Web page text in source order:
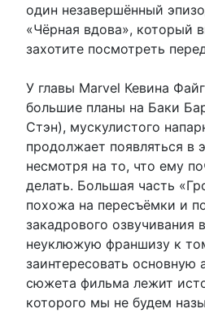
один незавершённый
«Чёрная вдова», который
захотите посмотреть
У главы Marvel Кевина
большие планы на Баки
Стэн), мускулистого
продолжает появляться в
несмотря на то, что ему
делать. Большая часть
похожа на пересъёмки и
закадрового озвучивания
неуклюжую франшизу к
заинтересовать основную
сюжета фильма лежит
которого мы не будем